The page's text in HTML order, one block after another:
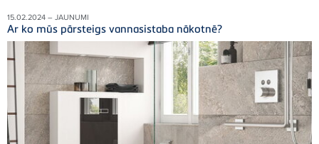
15.02.2024 – JAUNUMI
Ar ko mūs pārsteigs vannasistaba nākotnē?